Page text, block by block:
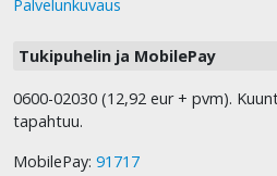
Palvelunkuvaus
Tukipuhelin ja MobilePay
0600-02030 (12,92 eur + pvm).
tapahtuu.
MobilePay: 91717